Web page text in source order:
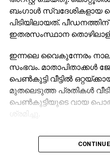
ബംഗാൾ സ്വദേശികളായ
പിടിയിലായത്.
ഇതരസംസ്ഥാന
ഇന്നലെ വൈകുന്നേരം
സംഭവം. മാതാപിതാക്കൾ
പെൺകുട്ടി വീട്ടിൽ
മുതലെടുത്ത പ്രതികൾ
പെൺകുട്ടിയുടെ വായ
ശ്രമിച്ചു.
പെൺകുട്ടി കരഞ്ഞ് ബഹളം
സമീപവാസികൾ